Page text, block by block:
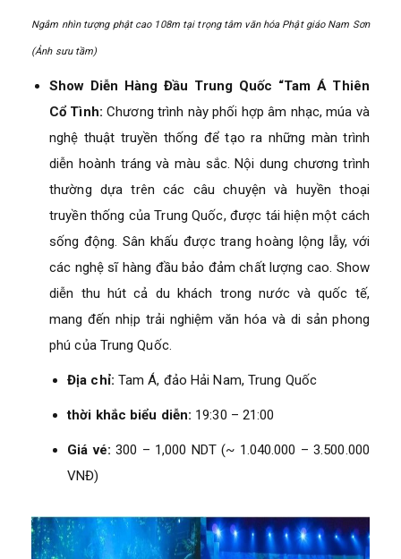
Ngắm nhìn tượng phật cao 108m tại trọng tâm văn hóa Phật giáo Nam Sơn
(Ảnh sưu tầm)
Show Diễn Hàng Đầu Trung Quốc “Tam Á Thiên
Cổ Tình: Chương trình này phối hợp âm nhạc, múa và
nghệ thuật truyền thống để tạo ra những màn trình
diễn hoành tráng và màu sắc. Nội dung chương trình
thường dựa trên các câu chuyện và huyền thoại
truyền thống của Trung Quốc, được tái hiện một cách
sống động. Sân khấu được trang hoàng lộng lẫy, với
các nghệ sĩ hàng đầu bảo đảm chất lượng cao. Show
diễn thu hút cả du khách trong nước và quốc tế,
mang đến nhịp trải nghiệm văn hóa và di sản phong
phú của Trung Quốc.
Địa chỉ: Tam Á, đảo Hải Nam, Trung Quốc
thời khắc biểu diễn: 19:30 – 21:00
Giá vé: 300 – 1,000 NDT (~ 1.040.000 – 3.500.000
VNĐ)